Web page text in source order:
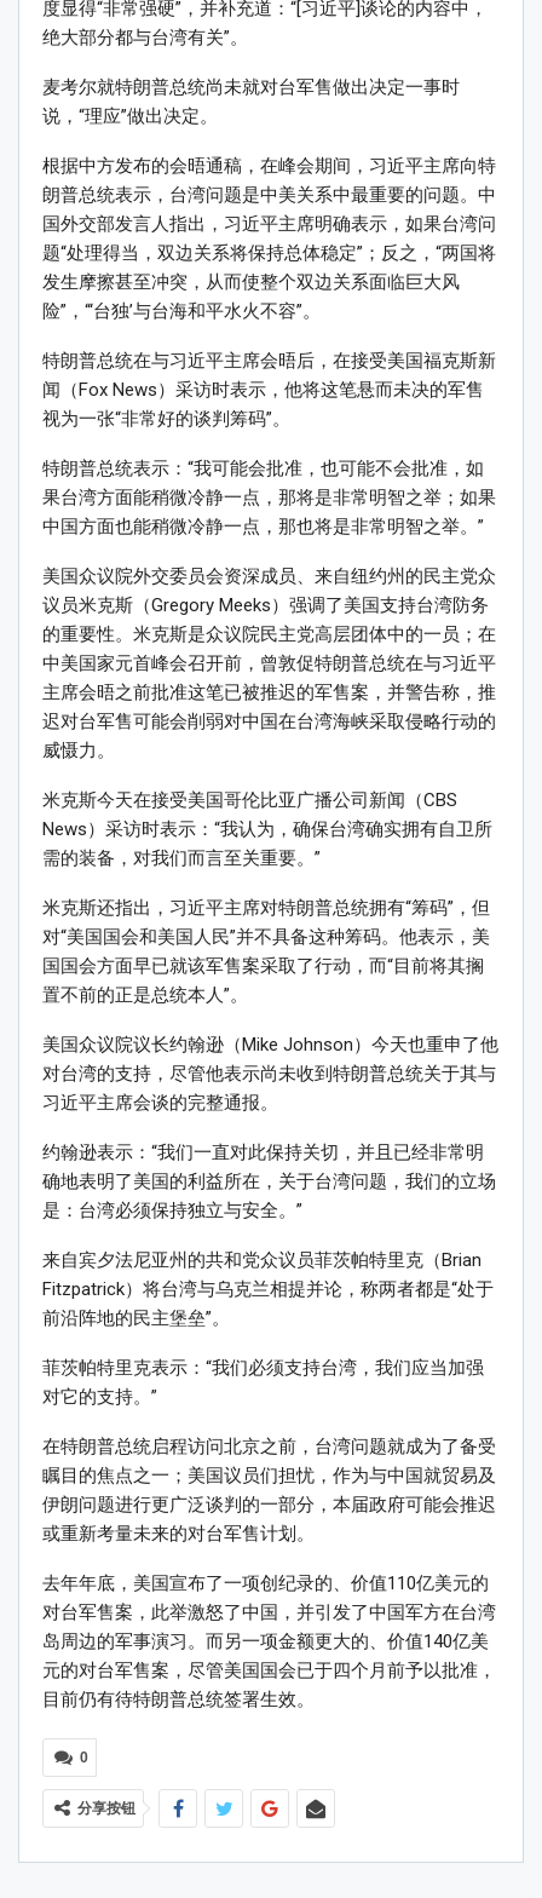
度显得“非常强硬”，并补充道：“[习近平]谈论的内容中，
绝大部分都与台湾有关”。
麦考尔就特朗普总统尚未就对台军售做出决定一事时
说，“理应”做出决定。
根据中方发布的会晤通稿，在峰会期间，习近平主席向特
朗普总统表示，台湾问题是中美关系中最重要的问题。中
国外交部发言人指出，习近平主席明确表示，如果台湾问
题“处理得当，双边关系将保持总体稳定”；反之，“两国将
发生摩擦甚至冲突，从而使整个双边关系面临巨大风
险”，“‘台独’与台海和平水火不容”。
特朗普总统在与习近平主席会晤后，在接受美国福克斯新
闻（Fox News）采访时表示，他将这笔悬而未决的军售
视为一张“非常好的谈判筹码”。
特朗普总统表示：“我可能会批准，也可能不会批准，如
果台湾方面能稍微冷静一点，那将是非常明智之举；如果
中国方面也能稍微冷静一点，那也将是非常明智之举。”
美国众议院外交委员会资深成员、来自纽约州的民主党众
议员米克斯（Gregory Meeks）强调了美国支持台湾防务
的重要性。米克斯是众议院民主党高层团体中的一员；在
中美国家元首峰会召开前，曾敦促特朗普总统在与习近平
主席会晤之前批准这笔已被推迟的军售案，并警告称，推
迟对台军售可能会削弱对中国在台湾海峡采取侵略行动的
威慑力。
米克斯今天在接受美国哥伦比亚广播公司新闻（CBS
News）采访时表示：“我认为，确保台湾确实拥有自卫所
需的装备，对我们而言至关重要。”
米克斯还指出，习近平主席对特朗普总统拥有“筹码”，但
对“美国国会和美国人民”并不具备这种筹码。他表示，美
国国会方面早已就该军售案采取了行动，而“目前将其搁
置不前的正是总统本人”。
美国众议院议长约翰逊（Mike Johnson）今天也重申了他
对台湾的支持，尽管他表示尚未收到特朗普总统关于其与
习近平主席会谈的完整通报。
约翰逊表示：“我们一直对此保持关切，并且已经非常明
确地表明了美国的利益所在，关于台湾问题，我们的立场
是：台湾必须保持独立与安全。”
来自宾夕法尼亚州的共和党众议员菲茨帕特里克（Brian
Fitzpatrick）将台湾与乌克兰相提并论，称两者都是“处于
前沿阵地的民主堡垒”。
菲茨帕特里克表示：“我们必须支持台湾，我们应当加强
对它的支持。”
在特朗普总统启程访问北京之前，台湾问题就成为了备受
瞩目的焦点之一；美国议员们担忧，作为与中国就贸易及
伊朗问题进行更广泛谈判的一部分，本届政府可能会推迟
或重新考量未来的对台军售计划。
去年年底，美国宣布了一项创纪录的、价值110亿美元的
对台军售案，此举激怒了中国，并引发了中国军方在台湾
岛周边的军事演习。而另一项金额更大的、价值140亿美
元的对台军售案，尽管美国国会已于四个月前予以批准，
目前仍有待特朗普总统签署生效。
0
分享按钮